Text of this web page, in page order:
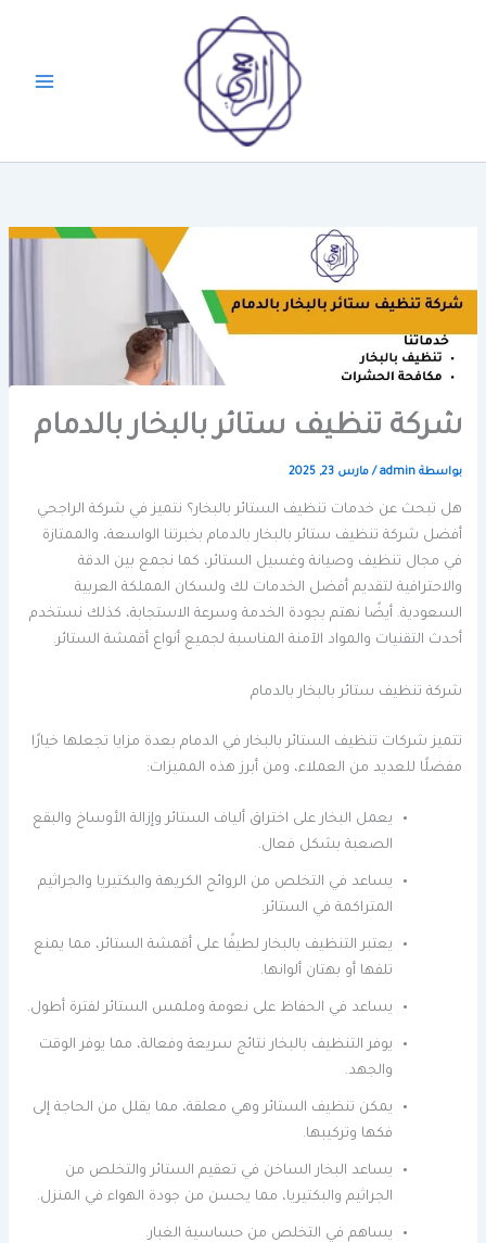
شركة تنظيف ستائر بالبخار بالدمام
بواسطة admin
/مارس 23, 2025
هل تبحث عن خدمات تنظيف الستائر بالبخار؟ نتميز في شركة الراجحي
أفضل شركة تنظيف ستائر بالبخار بالدمام بخبرتنا الواسعة، والممتازة
في مجال تنظيف وصيانة وغسيل الستائر، كما نجمع بين الدقة
والاحترافية لتقديم أفضل الخدمات لك ولسكان المملكة العربية
السعودية. أيضًا نهتم بجودة الخدمة وسرعة الاستجابة، كذلك نستخدم
أحدث التقنيات والمواد الآمنة المناسبة لجميع أنواع أقمشة الستائر.
شركة تنظيف ستائر بالبخار بالدمام
تتميز شركات تنظيف الستائر بالبخار في الدمام بعدة مزايا تجعلها خيارًا
مفضلًا للعديد من العملاء، ومن أبرز هذه المميزات:
يعمل البخار على اختراق ألياف الستائر وإزالة الأوساخ والبقع
الصعبة بشكل فعال.
يساعد في التخلص من الروائح الكريهة والبكتيريا والجراثيم
المتراكمة في الستائر.
يعتبر التنظيف بالبخار لطيفًا على أقمشة الستائر، مما يمنع
تلفها أو بهتان ألوانها.
يساعد في الحفاظ على نعومة وملمس الستائر لفترة أطول.
يوفر التنظيف بالبخار نتائج سريعة وفعالة، مما يوفر الوقت
والجهد.
يمكن تنظيف الستائر وهي معلقة، مما يقلل من الحاجة إلى
فكها وتركيبها.
يساعد البخار الساخن في تعقيم الستائر والتخلص من
الجراثيم والبكتيريا، مما يحسن من جودة الهواء في المنزل.
يساهم في التخلص من حساسية الغبار.